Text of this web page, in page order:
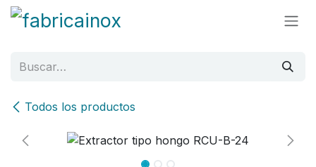
Ir al contenido
Todos los productos